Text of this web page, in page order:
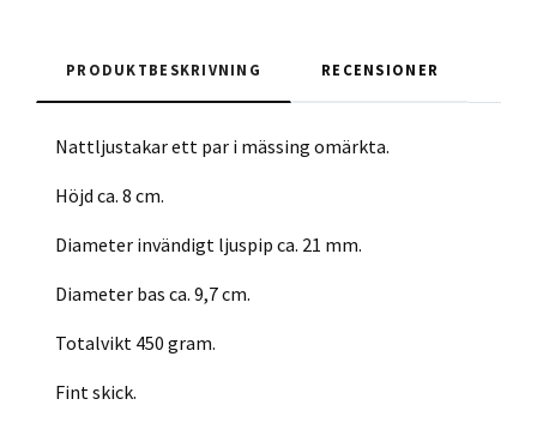
PRODUKTBESKRIVNING RECENSIONER
Nattljustakar ett par i mässing omärkta.
Höjd ca. 8 cm.
Diameter invändigt ljuspip ca. 21 mm.
Diameter bas ca. 9,7 cm.
Totalvikt 450 gram.
Fint skick.